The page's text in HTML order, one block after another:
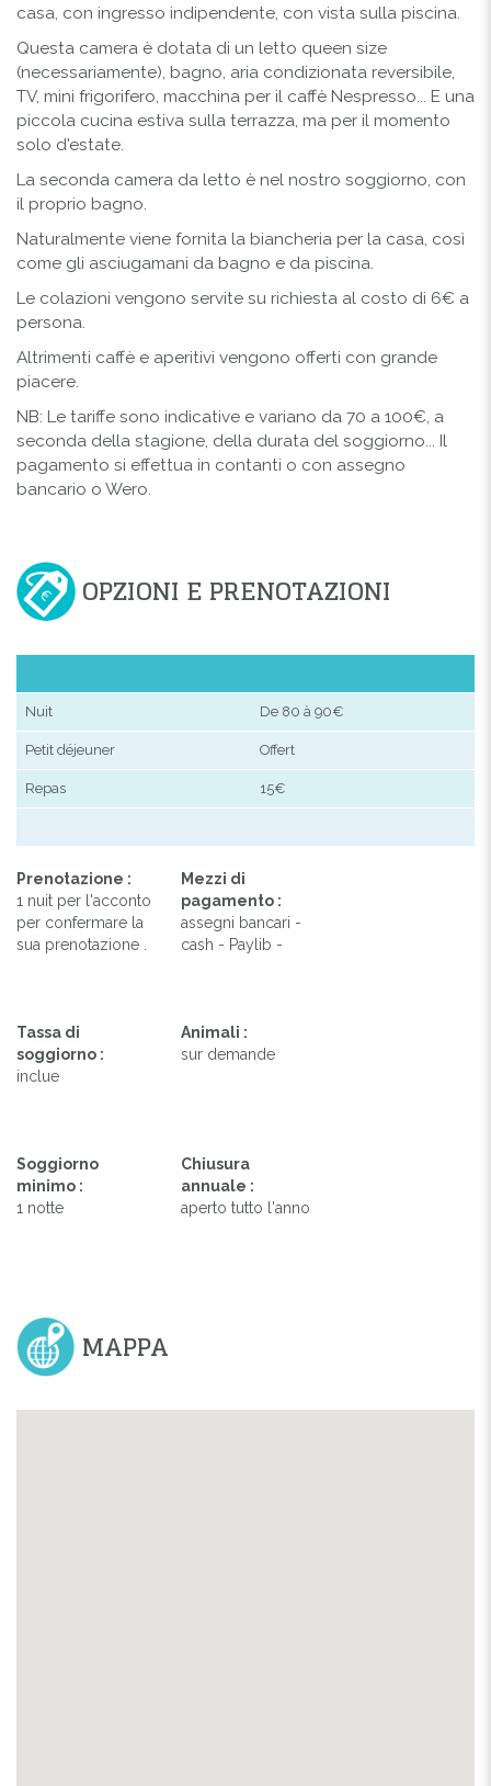
casa, con ingresso indipendente, con vista sulla piscina.
Questa camera è dotata di un letto queen size
(necessariamente), bagno, aria condizionata reversibile,
TV, mini frigorifero, macchina per il caffè Nespresso... E una
piccola cucina estiva sulla terrazza, ma per il momento
solo d'estate.
La seconda camera da letto è nel nostro soggiorno, con
il proprio bagno.
Naturalmente viene fornita la biancheria per la casa, così
come gli asciugamani da bagno e da piscina.
Le colazioni vengono servite su richiesta al costo di 6€ a
persona.
Altrimenti caffè e aperitivi vengono offerti con grande
piacere.
NB: Le tariffe sono indicative e variano da 70 a 100€, a
seconda della stagione, della durata del soggiorno... Il
pagamento si effettua in contanti o con assegno
bancario o Wero.
OPZIONI E PRENOTAZIONI
Nuit De 80 à 90€
Petit déjeuner Offert
Repas 15€
Prenotazione :
1 nuit per l'acconto
per confermare la
sua prenotazione .
Mezzi di
pagamento :
assegni bancari -
cash - Paylib -
Tassa di
soggiorno :
inclue
Animali :
sur demande
Soggiorno
minimo :
1 notte
Chiusura
annuale :
aperto tutto l'anno
MAPPA